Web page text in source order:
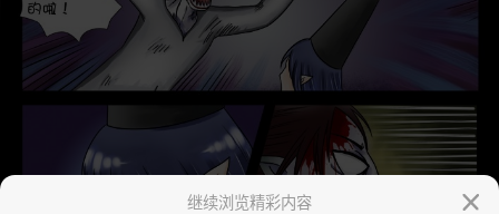
继续浏览精彩内容